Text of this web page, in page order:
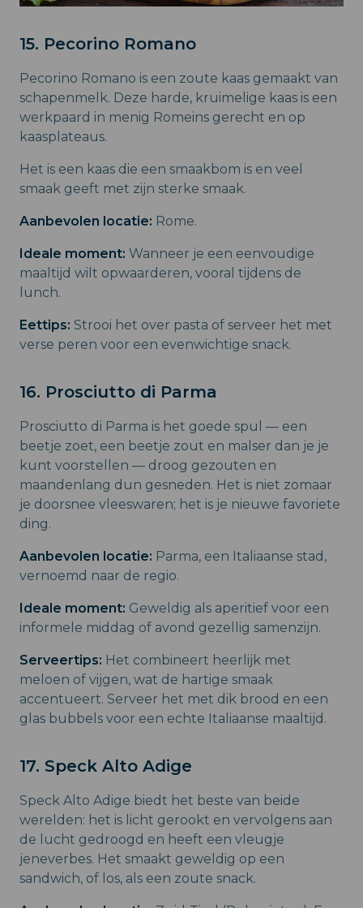
15. Pecorino Romano
Pecorino Romano is een zoute kaas gemaakt van
schapenmelk. Deze harde, kruimelige kaas is een
werkpaard in menig Romeins gerecht en op
kaasplateaus.
Het is een kaas die een smaakbom is en veel
smaak geeft met zijn sterke smaak.
Aanbevolen locatie: Rome.
Ideale moment: Wanneer je een eenvoudige
maaltijd wilt opwaarderen, vooral tijdens de
lunch.
Eettips: Strooi het over pasta of serveer het met
verse peren voor een evenwichtige snack.
16. Prosciutto di Parma
Prosciutto di Parma is het goede spul –– een
beetje zoet, een beetje zout en malser dan je je
kunt voorstellen –– droog gezouten en
maandenlang dun gesneden. Het is niet zomaar
je doorsnee vleeswaren; het is je nieuwe favoriete
ding.
Aanbevolen locatie: Parma, een Italiaanse stad,
vernoemd naar de regio.
Ideale moment: Geweldig als aperitief voor een
informele middag of avond gezellig samenzijn.
Serveertips: Het combineert heerlijk met
meloen of vijgen, wat de hartige smaak
accentueert. Serveer het met dik brood en een
glas bubbels voor een echte Italiaanse maaltijd.
17. Speck Alto Adige
Speck Alto Adige biedt het beste van beide
werelden: het is licht gerookt en vervolgens aan
de lucht gedroogd en heeft een vleugje
jeneverbes. Het smaakt geweldig op een
sandwich, of los, als een zoute snack.